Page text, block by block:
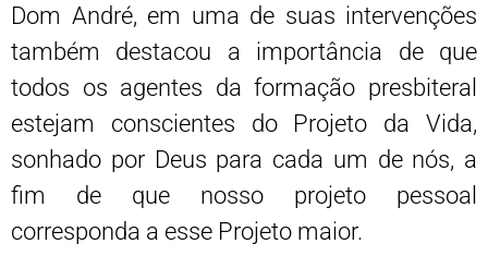
Dom André, em uma de suas intervenções
também destacou a importância de que
todos os agentes da formação presbiteral
estejam conscientes do Projeto da Vida,
sonhado por Deus para cada um de nós, a
fim de que nosso projeto pessoal
corresponda a esse Projeto maior.